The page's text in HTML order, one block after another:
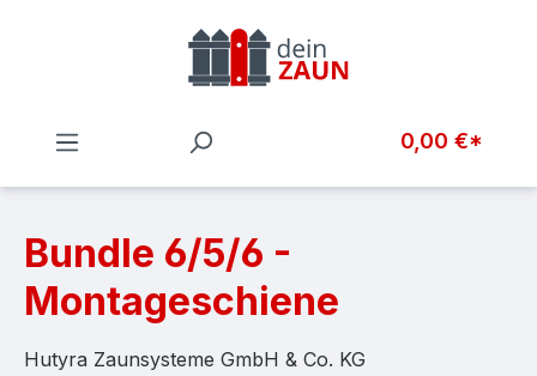
Zum Hauptinhalt springen
0,00 €*
Bundle 6/5/6 -
Montageschiene
Hutyra Zaunsysteme GmbH & Co. KG